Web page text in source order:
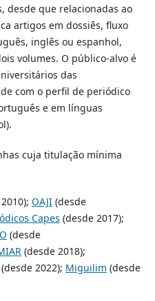
desde que relacionadas ao
artigos em dossiês, fluxo
inglês ou espanhol,
volumes. O público-alvo é
das
com o perfil de periódico
e em línguas
cuja titulação mínima
OAJI(desde
Capes (desde 2017);
(desde
(desde 2018);
(desde 2022); Miguilim (desde